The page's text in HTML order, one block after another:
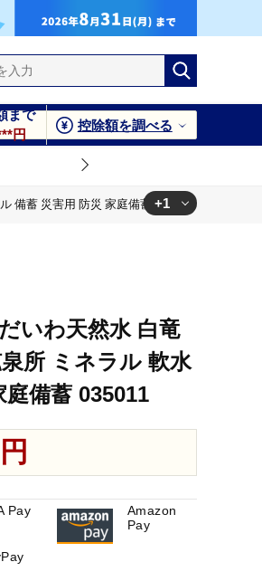
まで
円
控除額を調べる
備蓄 災害用 防災 家庭備蓄 035011
+1
いわ天然水 白竜
所 ミネラル 軟水
備蓄 035011
Pay
Amazon
Pay